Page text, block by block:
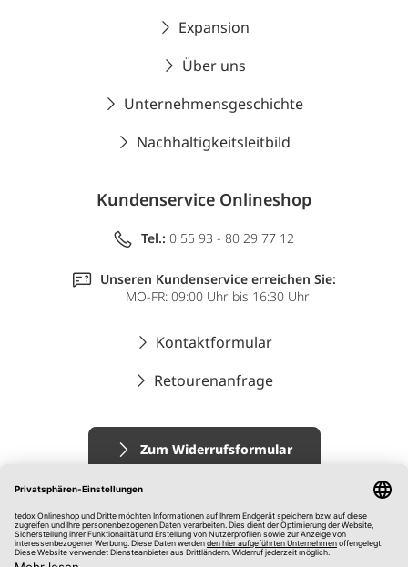
Expansion
Über uns
Unternehmensgeschichte
Nachhaltigkeitsleitbild
Kundenservice Onlineshop
Tel.: 0 55 93 - 80 29 77 12
Unseren Kundenservice erreichen Sie:
MO-FR: 09:00 Uhr bis 16:30 Uhr
Kontaktformular
Retourenanfrage
Zum Widerrufsformular
Impressum
AGB